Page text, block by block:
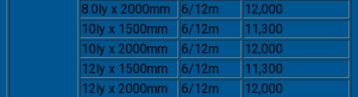
8.0ly x 2000mm
6/12m
12,000
10ly x 1500mm
6/12m
11,300
10ly x 2000mm
6/12m
12,000
12ly x 1500mm
6/12m
11,300
12ly x 2000mm
6/12m
12,000